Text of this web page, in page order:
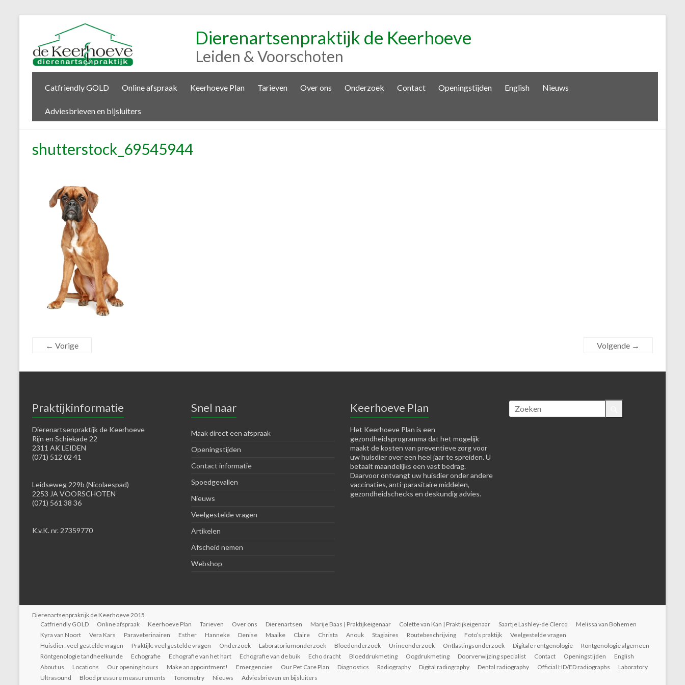
Dierenartsenpraktijk de Keerhoeve
Leiden & Voorschoten
Catfriendly GOLD Online afspraak Keerhoeve Plan Tarieven Over ons Onderzoek Contact Openingstijden English Nieuws
Adviesbrieven en bijsluiters
shutterstock_69545944
← Vorige Volgende →
Praktijkinformatie
Dierenartsenpraktijk de Keerhoeve
Rijn en Schiekade 22
2311 AK LEIDEN
(071) 512 02 41
Leidseweg 229b (Nicolaespad)
2253 JA VOORSCHOTEN
(071) 561 38 36
K.v.K. nr. 27359770
Snel naar
Maak direct een afspraak
Openingstijden
Contact informatie
Spoedgevallen
Nieuws
Veelgestelde vragen
Artikelen
Afscheid nemen
Webshop
Keerhoeve Plan
Het Keerhoeve Plan is een
gezondheidsprogramma dat het mogelijk
maakt de kosten van preventieve zorg voor
uw huisdier over een heel jaar te spreiden. U
betaalt maandelijks een vast bedrag.
Daarvoor ontvangt uw huisdier onder andere
vaccinaties, anti-parasitaire middelen,
gezondheidschecks en deskundig advies.
Dierenartsenprakrijk de Keerhoeve 2015
Catfriendly GOLD
Online afspraak Keerhoeve Plan Tarieven Over ons Dierenartsen Marije Baas | Praktijkeigenaar Colette van Kan | Praktijkeigenaar Saartje Lashley-de Clercq
Melissa van Bohemen
Kyra van Noort
Vera Kars Paraveterinairen Esther Hanneke Denise Maaike Claire Christa Anouk Stagiaires Routebeschrijving Foto’s praktijk
Veelgestelde vragen
Huisdier: veel gestelde vragen
Praktijk: veel gestelde vragen Onderzoek Laboratoriumonderzoek Bloedonderzoek Urineonderzoek Ontlastingsonderzoek Digitale röntgenologie
Röntgenologie algemeen
Röntgenologie tandheelkunde
Echografie Echografie van het hart Echografie van de buik Echo dracht Bloeddrukmeting Oogdrukmeting Doorverwijzing specialist Contact Openingstijden
English
About us
Locations Our opening hours Make an appointment! Emergencies Our Pet Care Plan Diagnostics Radiography Digital radiography Dental radiography Official HD/ED radiographs
Laboratory
Ultrasound
Blood pressure measurements Tonometry Nieuws Adviesbrieven en bijsluiters